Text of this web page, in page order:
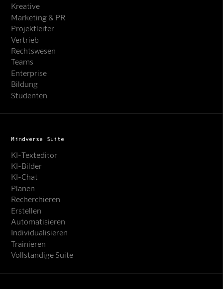
Kreative
Marketing & PR
Projektleiter
Vertrieb
Rechtswesen
Teams
Enterprise
Bildung
Studenten
Mindverse Suite
KI-Texteditor
KI-Bilder
KI-Chat
Planen
Recherchieren
Erstellen
Automatisieren
Individualisieren
Trainieren
Vollständige Suite